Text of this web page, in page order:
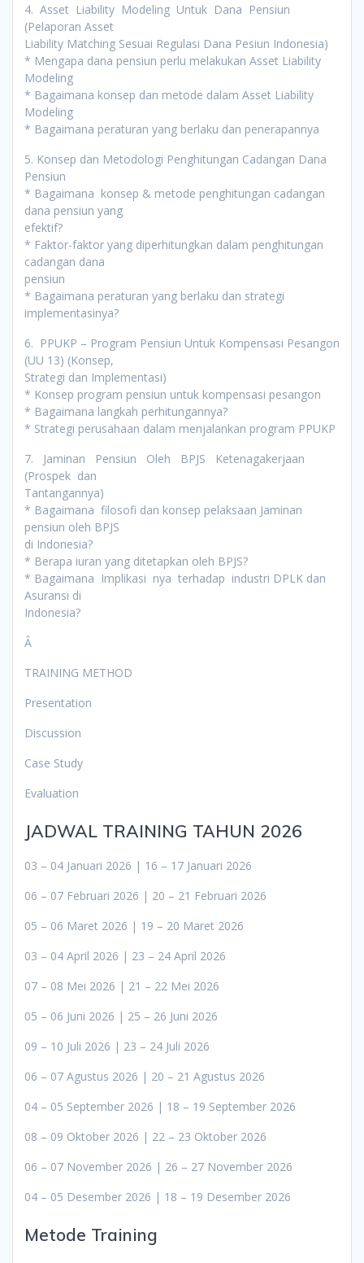
4. Asset Liability Modeling Untuk Dana Pensiun
(Pelaporan Asset
Liability Matching Sesuai Regulasi Dana Pesiun Indonesia)
* Mengapa dana pensiun perlu melakukan Asset Liability
Modeling
* Bagaimana konsep dan metode dalam Asset Liability
Modeling
* Bagaimana peraturan yang berlaku dan penerapannya
5. Konsep dan Metodologi Penghitungan Cadangan Dana
Pensiun
* Bagaimana konsep & metode penghitungan cadangan
dana pensiun yang
efektif?
* Faktor-faktor yang diperhitungkan dalam penghitungan
cadangan dana
pensiun
* Bagaimana peraturan yang berlaku dan strategi
implementasinya?
6. PPUKP – Program Pensiun Untuk Kompensasi Pesangon
(UU 13) (Konsep,
Strategi dan Implementasi)
* Konsep program pensiun untuk kompensasi pesangon
* Bagaimana langkah perhitungannya?
* Strategi perusahaan dalam menjalankan program PPUKP
7. Jaminan Pensiun Oleh BPJS Ketenagakerjaan
(Prospek dan
Tantangannya)
* Bagaimana filosofi dan konsep pelaksaan Jaminan
pensiun oleh BPJS
di Indonesia?
* Berapa iuran yang ditetapkan oleh BPJS?
* Bagaimana Implikasi nya terhadap industri DPLK dan
Asuransi di
Indonesia?
Â
TRAINING METHOD
Presentation
Discussion
Case Study
Evaluation
JADWAL TRAINING TAHUN 2026
03 – 04 Januari 2026 | 16 – 17 Januari 2026
06 – 07 Februari 2026 | 20 – 21 Februari 2026
05 – 06 Maret 2026 | 19 – 20 Maret 2026
03 – 04 April 2026 | 23 – 24 April 2026
07 – 08 Mei 2026 | 21 – 22 Mei 2026
05 – 06 Juni 2026 | 25 – 26 Juni 2026
09 – 10 Juli 2026 | 23 – 24 Juli 2026
06 – 07 Agustus 2026 | 20 – 21 Agustus 2026
04 – 05 September 2026 | 18 – 19 September 2026
08 – 09 Oktober 2026 | 22 – 23 Oktober 2026
06 – 07 November 2026 | 26 – 27 November 2026
04 – 05 Desember 2026 | 18 – 19 Desember 2026
Metode Training